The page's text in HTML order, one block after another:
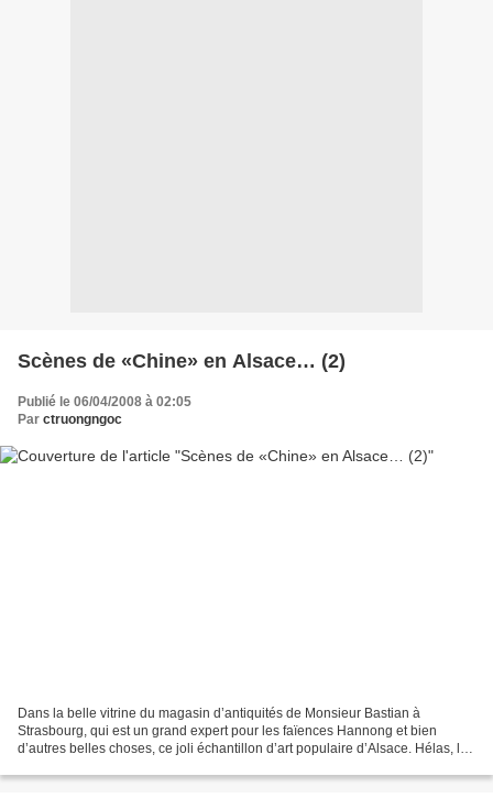
Scènes de «Chine» en Alsace… (2)
Publié le 06/04/2008 à 02:05
Par ctruongngoc
Dans la belle vitrine du magasin d’antiquités de Monsieur Bastian à
Strasbourg, qui est un grand expert pour les faïences Hannong et bien
d’autres belles choses, ce joli échantillon d’art populaire d’Alsace. Hélas, le